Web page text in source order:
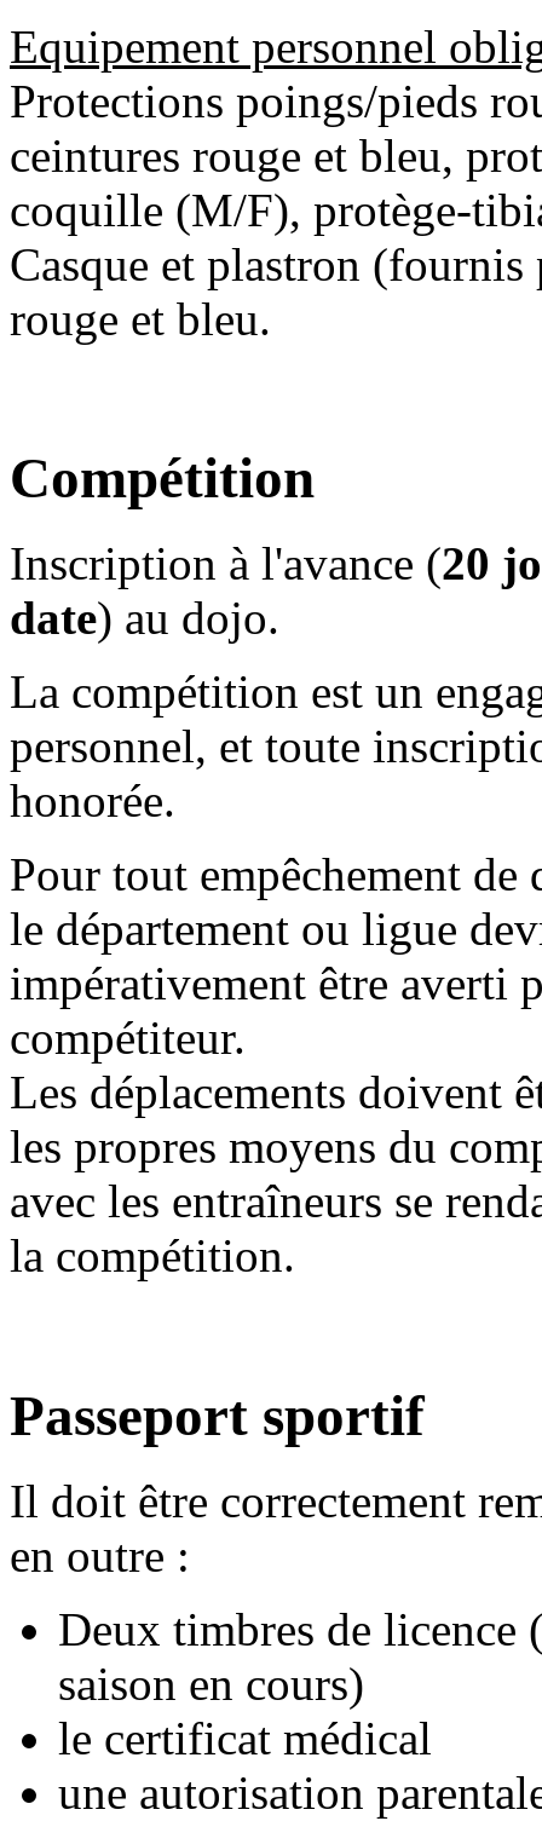
Equipement personnel
Protections poings/pieds
ceintures rouge et bleu,
coquille (M/F), protège-
Casque et plastron
rouge et bleu.
Compétition
Inscription à l'avance (20
date) au dojo.
La compétition est un
personnel, et toute
honorée.
Pour tout empêchement de
le département ou ligue
impérativement être averti
compétiteur.
Les déplacements doivent
les propres moyens du
avec les entraîneurs se
la compétition.
Passeport sportif
Il doit être correctement
en outre :
Deux timbres de licence
saison en cours)
le certificat médical
une autorisation